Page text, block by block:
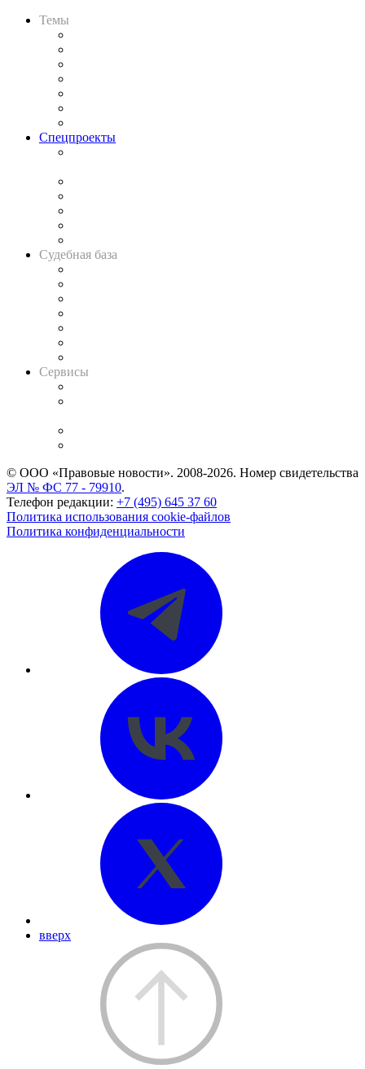
Темы
Спецпроекты
Судебная база
Сервисы
© ООО «Правовые новости». 2008-2026. Номер свидетельства
ЭЛ № ФС 77 - 79910.
Телефон редакции: +7 (495) 645 37 60
Политика использования cookie-файлов
Политика конфиденциальности
вверх